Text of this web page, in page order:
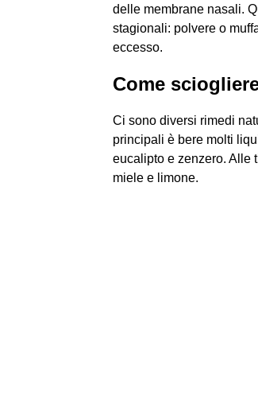
delle membrane nasali.
stagionali: polvere o
eccesso.
Come
Ci sono diversi rimedi
principali è bere molti
eucalipto e zenzero. Alle
miele e limone.